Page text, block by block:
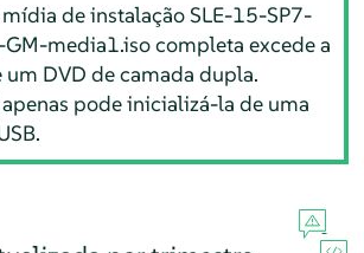
de instalação SLE-15-SP7-
-GM-media1.iso completa excede a
DVD de camada dupla.
pode inicializá-la de uma